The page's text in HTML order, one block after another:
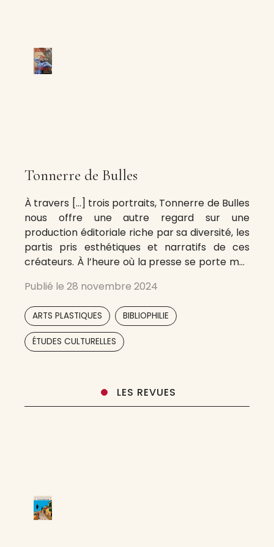
Tonnerre de Bulles
À travers […] trois portraits, Tonnerre de Bulles
nous offre une autre regard sur une
production éditoriale riche par sa diversité, les
partis pris esthétiques et narratifs de ces
créateurs. À l’heure où la presse se porte mal,
promotion de produits marketing bien ciblés,
faisant plus de
Publié le 28 novembre 2024
ARTS PLASTIQUES BIBLIOPHILIE
ÉTUDES CULTURELLES
LES REVUES